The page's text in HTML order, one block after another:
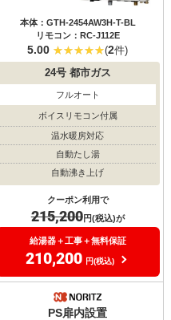
本体：GTH-2454AW3H-T-BL
リモコン：RC-J112E
5.00 (2件)
24号都市ガス
フルオート
ボイスリモコン付属
温水暖房対応
自動たし湯
自動沸き上げ
クーポン利用で
215,200円(税込)が
給湯器＋工事＋無料保証
210,200 円(税込)
PS扉内設置